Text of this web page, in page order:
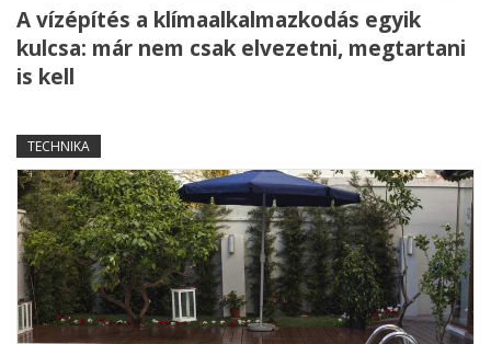
A vízépítés a klímaalkalmazkodás egyik
kulcsa: már nem csak elvezetni, megtartani
is kell
TECHNIKA